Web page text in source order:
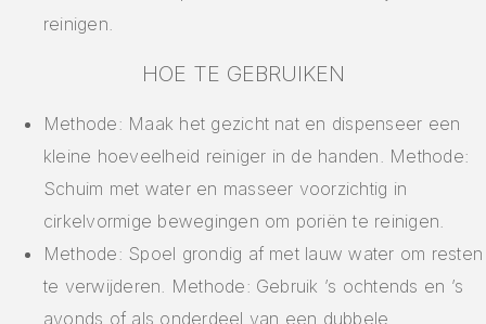
reinigen.
HOE TE GEBRUIKEN
Methode: Maak het gezicht nat en dispenseer een
kleine hoeveelheid reiniger in de handen. Methode:
Schuim met water en masseer voorzichtig in
cirkelvormige bewegingen om poriën te reinigen.
Methode: Spoel grondig af met lauw water om resten
te verwijderen. Methode: Gebruik ’s ochtends en ’s
avonds of als onderdeel van een dubbele